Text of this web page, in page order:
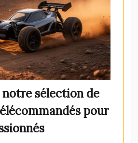
sélection de
pour